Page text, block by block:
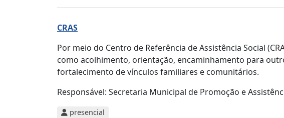
CRAS
Por meio do Centro de Referência de Assistência Social
como acolhimento, orientação, encaminhamento para
fortalecimento de vínculos familiares e comunitários.
Responsável: Secretaria Municipal de Promoção e
presencial